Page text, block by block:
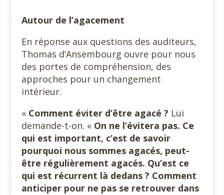
Autour de l’agacement
En réponse aux questions des auditeurs,
Thomas d’Ansembourg ouvre pour nous
des portes de compréhension, des
approches pour un changement
intérieur.
« Comment éviter d’être agacé ? Lui
demande-t-on. « On ne l’évitera pas. Ce
qui est important, c’est de savoir
pourquoi nous sommes agacés, peut-
être régulièrement agacés. Qu’est ce
qui est récurrent là dedans ? Comment
anticiper pour ne pas se retrouver dans